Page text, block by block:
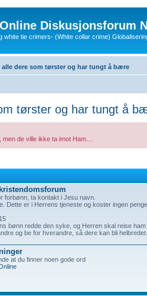
Diskusjonsforum
white tie crimers- (White collar crime)
alle dere som tørster og har tungt å bære
tørster og har tungt å
de ville ikke ta imot Ham....
forbønn, ta kontakt i Jesu navn.
Dette er i Herrens tjeneste og koster ingen
bønn redde den syke, og Herren skal reise
og be for hverandre, så dere kan bli
at du finner noen gode ord